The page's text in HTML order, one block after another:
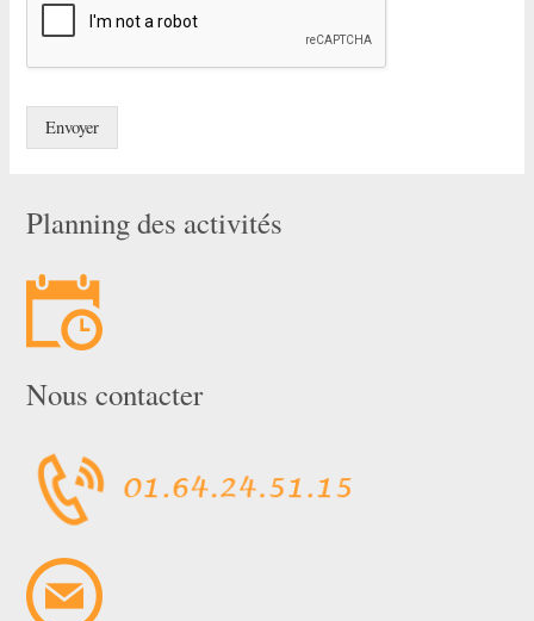
Envoyer
Planning des activités
Nous contacter